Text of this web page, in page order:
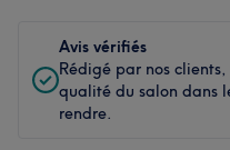
Avis vérifiés
Rédigé par nos
qualité du salon dans
rendre.